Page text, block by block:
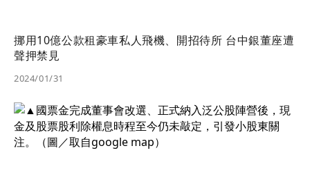
挪用10億公款租豪車私人飛機、開招待所 台中銀董座遭
聲押禁見
2024/01/31